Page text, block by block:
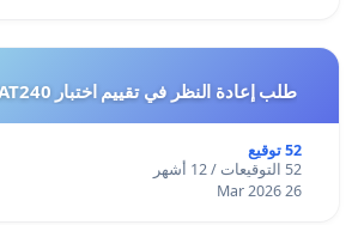
طلب إعادة النظر في تقييم اختبار MAT240 ومنح Bonus
52 توقيع
52 التوقيعات / 12 أشهر
26 Mar 2026